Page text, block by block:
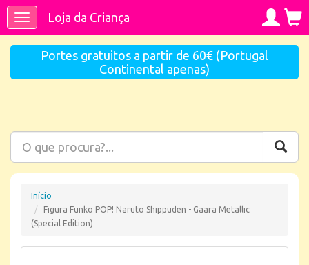
ToggleLoja da Criança
Portes gratuitos a partir de 60€ (Portugal
Continental apenas)
Início
Figura Funko POP! Naruto Shippuden - Gaara Metallic
(Special Edition)